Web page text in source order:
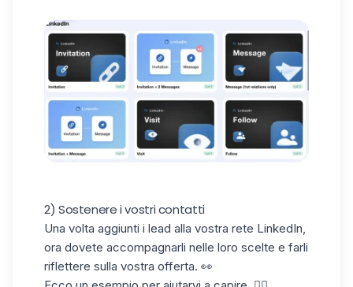
2) Sostenere i vostri contatti
Una volta aggiunti i lead alla vostra rete LinkedIn,
ora dovete accompagnarli nelle loro scelte e farli
riflettere sulla vostra offerta. 👀